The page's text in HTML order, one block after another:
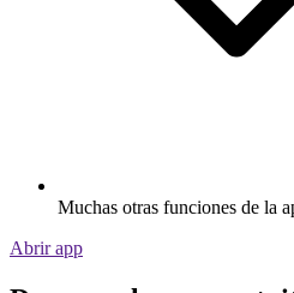
Muchas otras funciones de la
Abrir app